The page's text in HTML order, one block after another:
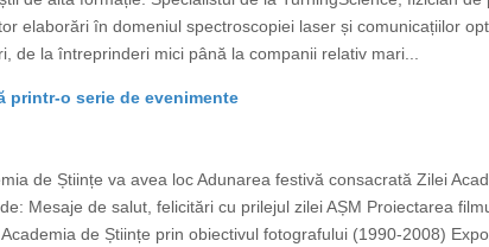
elaborări în domeniul spectroscopiei laser și comunicațiilor
de la întreprinderi mici până la companii relativ mari...
printr-o serie de evenimente
de Științe va avea loc Adunarea festivă consacrată Zilei
Mesaje de salut, felicitări cu prilejul zilei AȘM Proiectarea
de Științe prin obiectivul fotografului (1990-2008)